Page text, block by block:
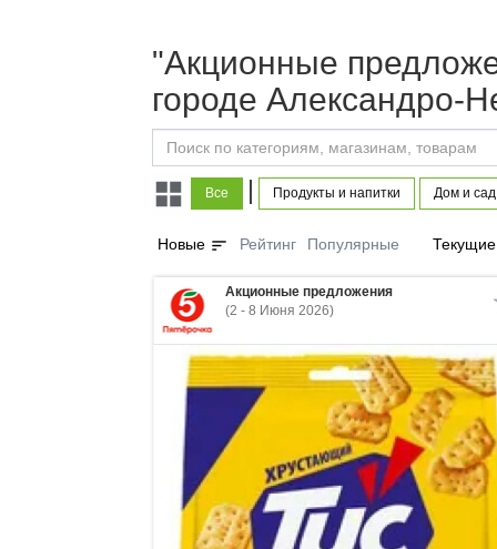
"Акционные
городе Александро-
Все | Продукты и напитки Дом и сад
Новые sort Рейтинг Популярные Текущие
Акционные предложения
(2 - 8 Июня 2026)